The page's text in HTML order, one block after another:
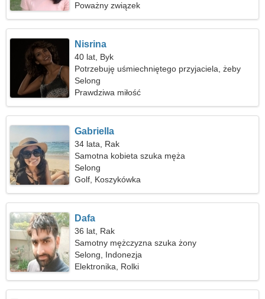
Poważny związek
Nisrina
40 lat, Byk
Potrzebuję uśmiechniętego przyjaciela, żeby
razem jeździć na nartach
Selong
Prawdziwa miłość
Gabriella
34 lata, Rak
Samotna kobieta szuka męża
Selong
Golf, Koszykówka
Dafa
36 lat, Rak
Samotny mężczyzna szuka żony
Selong, Indonezja
Elektronika, Rolki